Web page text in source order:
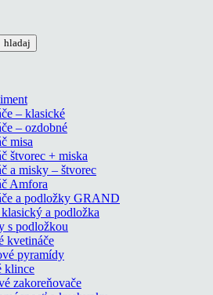
– klasické
– ozdobné
misa
štvorec + miska
a misky – štvorec
Amfora
a podložky GRAND
a podložka
s podložkou
kvetináče
pyramídy
klince
zakoreňovače